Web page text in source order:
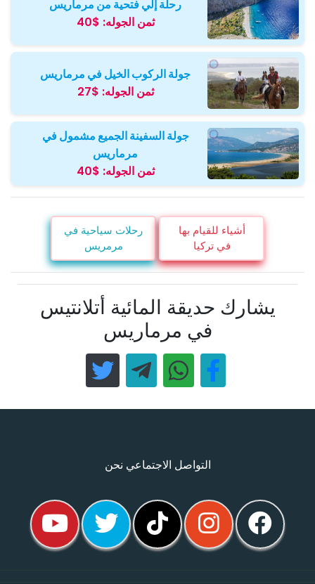
رحلة إلي فتحية من مرماريس
ثمن الجوله: $40
جولة الركوب الخيل في مرماريس
ثمن الجوله: $27
جولة السفينة الجميع مشمول في
مرماريس
ثمن الجوله: $40
أشياء للقيام بها
في تركيا
رحلات سياحية في
مرمريس
يشارك حديقة المائية أتلانتيس
في مرماريس
التواصل الاجتماعي نحن